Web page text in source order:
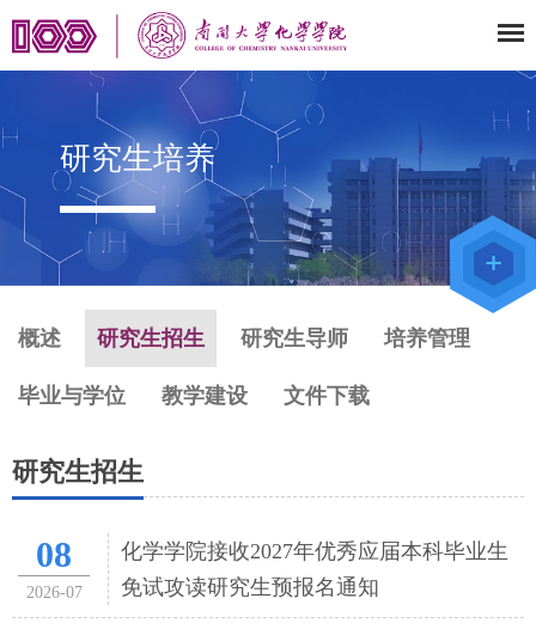
研究生培养
概述 研究生招生 研究生导师 培养管理
毕业与学位 教学建设 文件下载
研究生招生
08
2026-07
化学学院接收2027年优秀应届本科毕业生
免试攻读研究生预报名通知